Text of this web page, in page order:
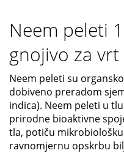
Neem peleti
gnojivo za
Neem peleti su
dobiveno preradom
indica). Neem peleti u
prirodne bioaktivne
tla, potiču
ravnomjernu opskrbu